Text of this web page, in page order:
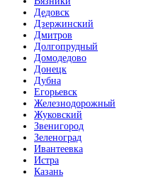
Дедовск
Дзержинский
Дмитров
Долгопрудный
Домодедово
Донецк
Дубна
Егорьевск
Железнодорожный
Жуковский
Звенигород
Зеленоград
Ивантеевка
Истра
Казань